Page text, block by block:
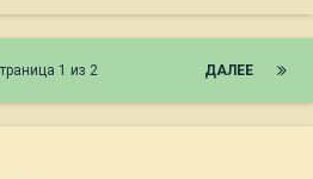
ДАЛЕЕ
1 из 2